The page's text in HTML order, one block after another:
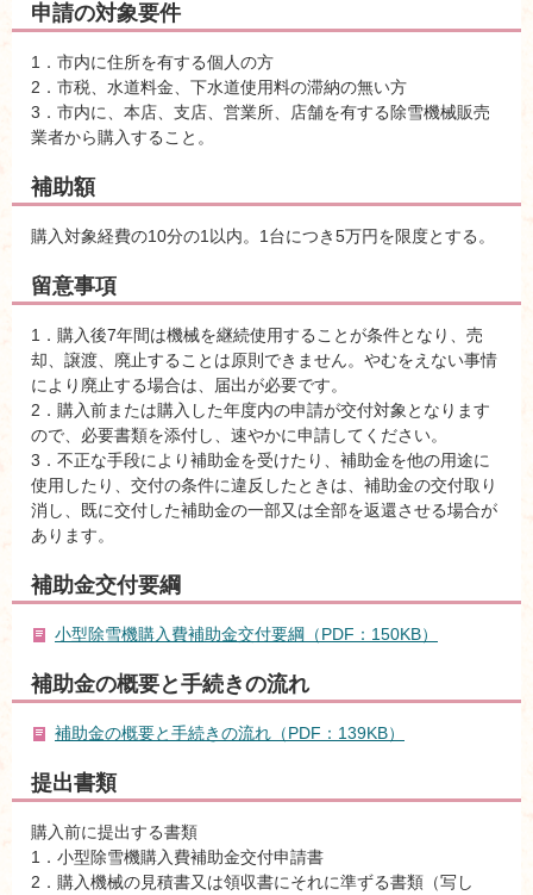
申請の対象要件
1．市内に住所を有する個人の方
2．市税、水道料金、下水道使用料の滞納の無い方
3．市内に、本店、支店、営業所、店舗を有する除雪機械販売
業者から購入すること。
補助額
購入対象経費の10分の1以内。1台につき5万円を限度とする。
留意事項
1．購入後7年間は機械を継続使用することが条件となり、売
却、譲渡、廃止することは原則できません。やむをえない事情
により廃止する場合は、届出が必要です。
2．購入前または購入した年度内の申請が交付対象となります
ので、必要書類を添付し、速やかに申請してください。
3．不正な手段により補助金を受けたり、補助金を他の用途に
使用したり、交付の条件に違反したときは、補助金の交付取り
消し、既に交付した補助金の一部又は全部を返還させる場合が
あります。
補助金交付要綱
小型除雪機購入費補助金交付要綱（PDF：150KB）
補助金の概要と手続きの流れ
補助金の概要と手続きの流れ（PDF：139KB）
提出書類
購入前に提出する書類
1．小型除雪機購入費補助金交付申請書
2．購入機械の見積書又は領収書にそれに準ずる書類（写し